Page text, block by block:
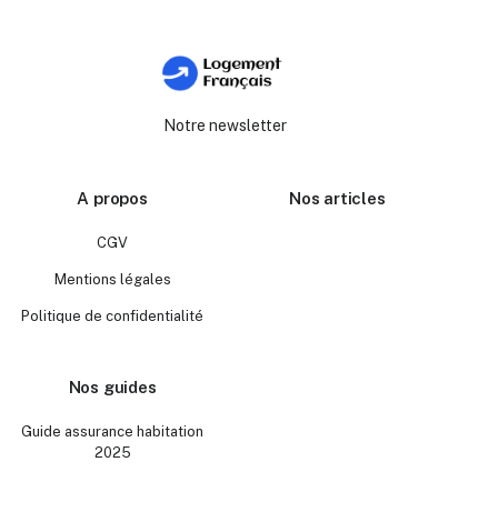
Notre newsletter
A propos
CGV
Mentions légales
Politique de confidentialité
Nos articles
Nos guides
Guide assurance habitation
2025